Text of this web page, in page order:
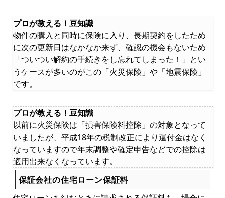
プロが教える！豆知識
物件の購入と同時に保険に入り、長期契約をしたため
に次の更新日はなかなか来ず、確認の機会もないため
「ついつい解約の手続きをし忘れてしまった！」とい
うケースが多いのがこの「火災保険」や「地震保険」
です。
プロが教える！豆知識
以前に火災保険は「損害保険料控除」の対象となって
いましたが、平成18年の税制改正により還付金はなく
なっていますので年末調整や確定申告などでの控除は
適用出来なくなっています。
保証会社の住宅ローン保証料